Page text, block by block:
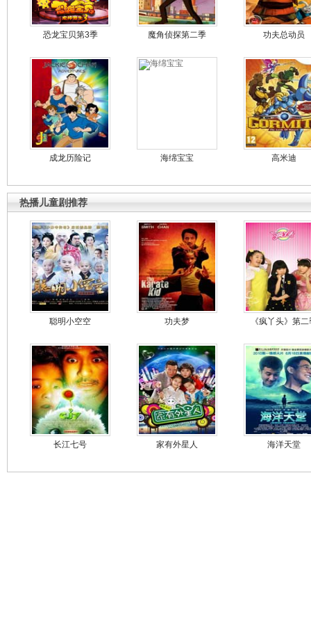
恐龙宝贝第3季 魔角侦探第二季 功夫总动员
成龙历险记 海绵宝宝 高米迪
热播儿童剧推荐
聪明小空空 功夫梦 《疯丫头》第二
长江七号 家有外星人 海洋天堂